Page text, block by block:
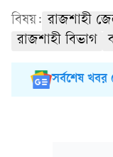
বিষয়: রাজশাহী
রাজশাহী বিভাগ
সর্বশেষ